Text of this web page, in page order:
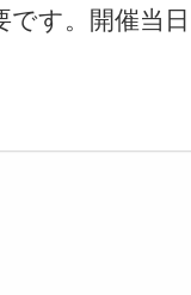
す。開催当